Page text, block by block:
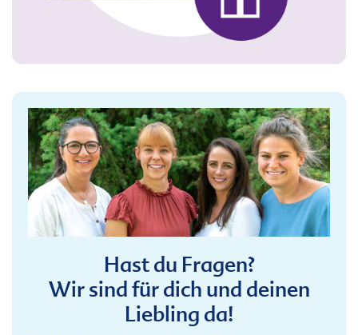
Hast du Fragen?
Wir sind für dich und deinen
Liebling da!